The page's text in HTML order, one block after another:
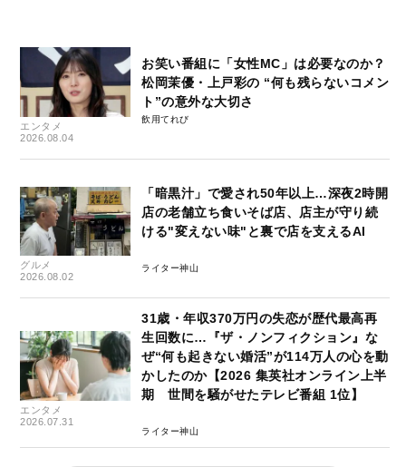
エンタメ
2026.08.04
お笑い番組に「女性MC」は必要なのか？
松岡茉優・上戸彩の “何も残らないコメン
ト”の意外な大切さ
飲用てれび
グルメ
2026.08.02
「暗黒汁」で愛され50年以上…深夜2時開
店の老舗立ち食いそば店、店主が守り続
ける"変えない味"と裏で店を支えるAI
ライター神山
エンタメ
2026.07.31
31歳・年収370万円の失恋が歴代最高再
生回数に…『ザ・ノンフィクション』な
ぜ“何も起きない婚活”が114万人の心を動
かしたのか【2026 集英社オンライン上半
期 世間を騒がせたテレビ番組 1位】
ライター神山